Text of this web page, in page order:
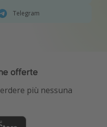
Telegram
offerte
più nessuna